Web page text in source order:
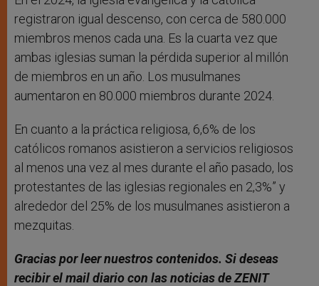
registraron igual descenso, con cerca de 580.000
miembros menos cada una. Es la cuarta vez que
ambas iglesias suman la pérdida superior al millón
de miembros en un año. Los musulmanes
aumentaron en 80.000 miembros durante 2024.
En cuanto a la práctica religiosa, 6,6% de los
católicos romanos asistieron a servicios religiosos
al menos una vez al mes durante el año pasado, los
protestantes de las iglesias regionales en 2,3%” y
alrededor del 25% de los musulmanes asistieron a
mezquitas.
Gracias por leer nuestros contenidos. Si deseas
recibir el mail diario con las noticias de ZENIT